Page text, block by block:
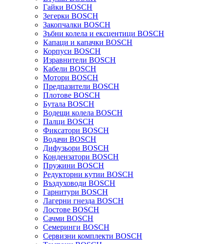
Гайки BOSCH
Зегерки BOSCH
Закопчалки BOSCH
Зъбни колела и ексцентици BOSCH
Капаци и капачки BOSCH
Корпуси BOSCH
Изравнители BOSCH
Кабели BOSCH
Мотори BOSCH
Предпазители BOSCH
Плотове BOSCH
Бутала BOSCH
Водещи колела BOSCH
Палци BOSCH
Фиксатори BOSCH
Водачи BOSCH
Дифузьори BOSCH
Кондензатори BOSCH
Пружини BOSCH
Редукторни кутии BOSCH
Въздуховоди BOSCH
Гарнитури BOSCH
Лагерни гнезда BOSCH
Лостове BOSCH
Сачми BOSCH
Семеринги BOSCH
Сервизни комплекти BOSCH